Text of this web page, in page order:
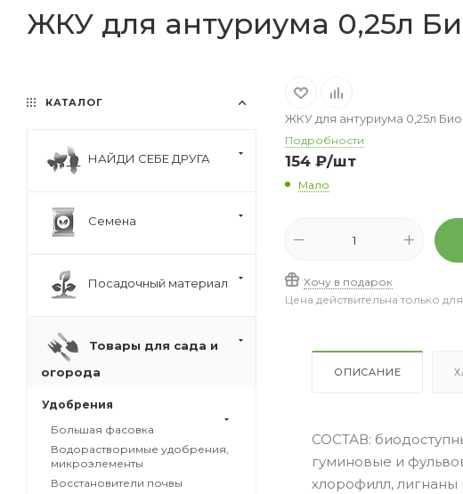
ЖКУ для антуриума 0,25л
ЖКУ для антуриума 0,25л
Подробности
154 ₽/шт
Мало
Хочу в подарок
Цена действительна только
ОПИСАНИЕ
СОСТАВ:
гуминовые и
хлорофилл, лигнаны
КАТАЛОГ
НАЙДИ СЕБЕ ДРУГА
Семена
Посадочный материал
Товары для сада и
огорода
Удобрения
Большая фасовка
Водорастворимые удобрения,
микроэлементы
Восстановители почвы